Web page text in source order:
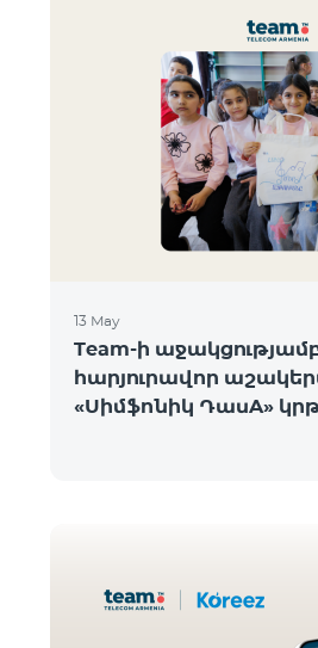
13 May
Team-ի
հարյուրավոր
«Սիմֆոնիկ ԴասA»